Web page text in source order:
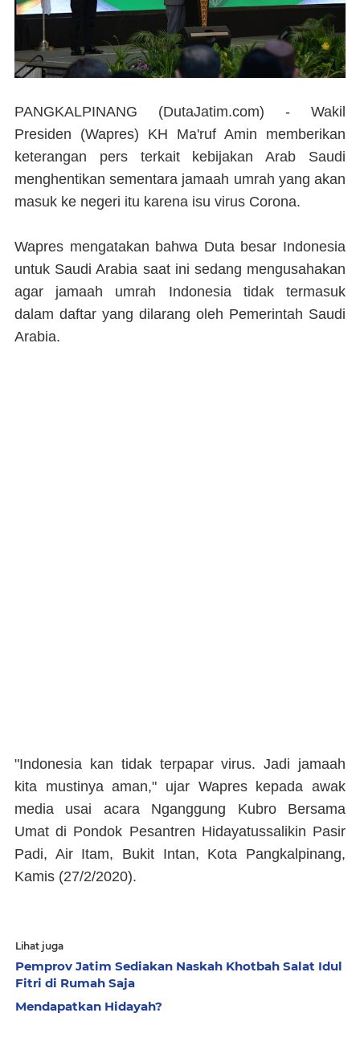
PANGKALPINANG (DutaJatim.com) - Wakil
Presiden (Wapres) KH Ma'ruf Amin memberikan
keterangan pers terkait kebijakan Arab Saudi
menghentikan sementara jamaah umrah yang akan
masuk ke negeri itu karena isu virus Corona.
Wapres mengatakan bahwa Duta besar Indonesia
untuk Saudi Arabia saat ini sedang mengusahakan
agar jamaah umrah Indonesia tidak termasuk
dalam daftar yang dilarang oleh Pemerintah Saudi
Arabia.
"Indonesia kan tidak terpapar virus. Jadi jamaah
kita mustinya aman," ujar Wapres kepada awak
media usai acara Nganggung Kubro Bersama
Umat di Pondok Pesantren Hidayatussalikin Pasir
Padi, Air Itam, Bukit Intan, Kota Pangkalpinang,
Kamis (27/2/2020).
Lihat juga
Pemprov Jatim Sediakan Naskah Khotbah Salat Idul
Fitri di Rumah Saja
Mendapatkan Hidayah?